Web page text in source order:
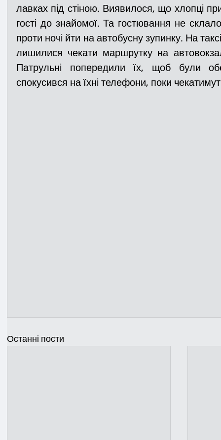
Медицина Новини ДТП
Адмінпротокол Свята Поліція
лавках під стіною. Виявилося, що хлопці
гості до знайомої. Та гостювання не
проти ночі йти на автобусну зупинку. На
лишилися чекати маршрутку на
Патрульні попередили їх, щоб були
спокусився на їхні телефони, поки
Останні пости